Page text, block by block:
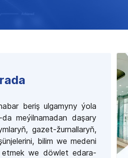
beriş ulgamyny ýola
meýilnamadan daşary
gazet-žurnallaryň,
bilim we medeni
etmek we döwlet edara-